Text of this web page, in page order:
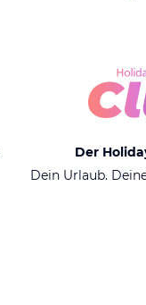
Der
Dein Urlaub.